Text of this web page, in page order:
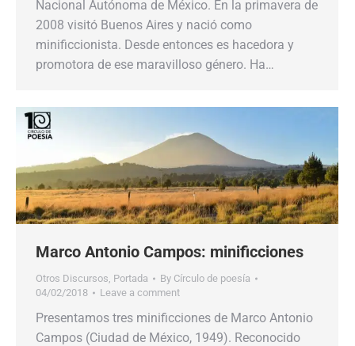
Nacional Autónoma de México. En la primavera de
2008 visitó Buenos Aires y nació como
minificcionista. Desde entonces es hacedora y
promotora de ese maravilloso género. Ha…
Marco Antonio Campos: minificciones
Otros Discursos, Portada By Círculo de poesía
04/02/2018
Leave a comment
Presentamos tres minificciones de Marco Antonio
Campos (Ciudad de México, 1949). Reconocido